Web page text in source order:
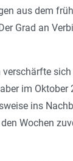
aus dem
Grad an
im
ins
Wochen